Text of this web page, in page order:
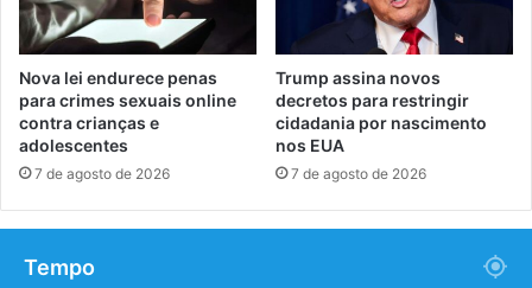
Nova lei endurece penas
para crimes sexuais online
contra crianças e
adolescentes
7 de agosto de 2026
Trump assina novos
decretos para restringir
cidadania por nascimento
nos EUA
7 de agosto de 2026
Tempo